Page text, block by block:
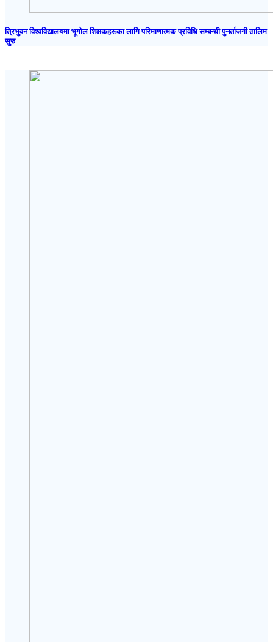
त्रिभुवन विश्वविद्यालयमा भूगोल शिक्षकहरूका लागि परिमाणात्मक प्रविधि सम्बन्धी पुनर्ताजगी तालिम
सुरु